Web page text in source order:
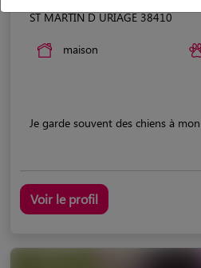
ST MARTIN D URIAGE 38410
maison
Je garde souvent des chiens à
Voir le profil